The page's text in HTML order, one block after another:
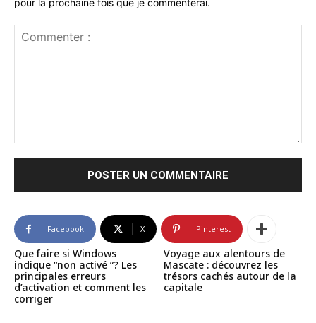
pour la prochaine fois que je commenterai.
Facebook X Pinterest
Que faire si Windows
indique “non activé ”? Les
principales erreurs
d’activation et comment les
corriger
Voyage aux alentours de
Mascate : découvrez les
trésors cachés autour de la
capitale